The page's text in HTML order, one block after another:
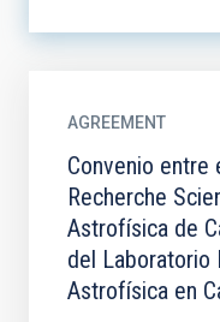
AGREEMENT
Convenio entre
Recherche
Astrofísica de
del Laboratorio
Astrofísica en